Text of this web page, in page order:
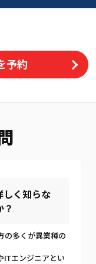
予約
しく知らな
？
の多くが異業種の
ITエンジニアとい